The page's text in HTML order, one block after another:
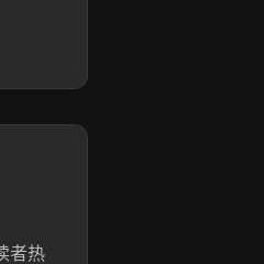
者热